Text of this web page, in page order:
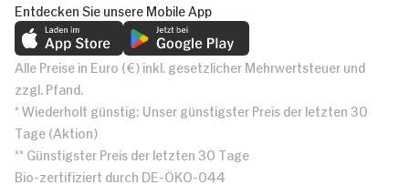
Entdecken Sie unsere Mobile App
Alle Preise in Euro (€) inkl. gesetzlicher Mehrwertsteuer und
zzgl. Pfand.
* Wiederholt günstig: Unser günstigster Preis der letzten 30
Tage (Aktion)
** Günstigster Preis der letzten 30 Tage
Bio-zertifiziert durch DE-ÖKO-044